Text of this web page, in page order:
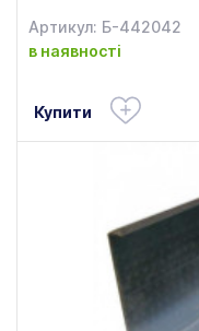
Артикул: Б-442042
в наявності
Купити